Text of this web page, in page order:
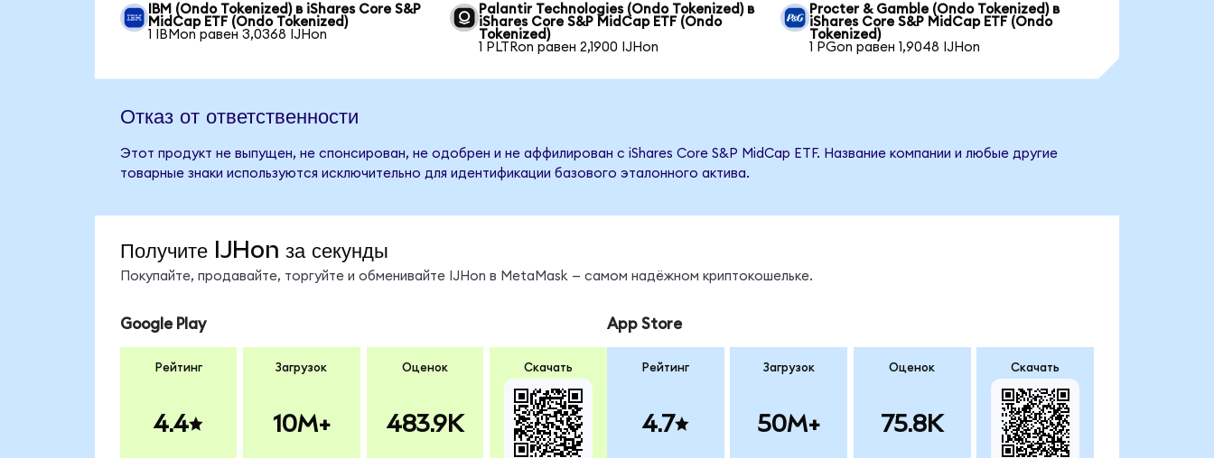
IBM (Ondo Tokenized) в iShares Core S&P
MidCap ETF (Ondo Tokenized)
1 IBMon равен 3,0368 IJHon
Palantir Technologies (Ondo Tokenized) в
iShares Core S&P MidCap ETF (Ondo
Tokenized)
1 PLTRon равен 2,1900 IJHon
Procter & Gamble (Ondo Tokenized) в
iShares Core S&P MidCap ETF (Ondo
Tokenized)
1 PGon равен 1,9048 IJHon
Отказ от ответственности
Этот продукт не выпущен, не спонсирован, не одобрен и не аффилирован с iShares Core S&P MidCap ETF. Название компании и любые другие
товарные знаки используются исключительно для идентификации базового эталонного актива.
Получите IJHon за секунды
Покупайте, продавайте, торгуйте и обменивайте IJHon в MetaMask — самом надёжном криптокошельке.
Google Play
Рейтинг
4.4
Загрузок
10M+
Оценок
483.9K
Скачать
App Store
Рейтинг
4.7
Загрузок
50M+
Оценок
75.8K
Скачать